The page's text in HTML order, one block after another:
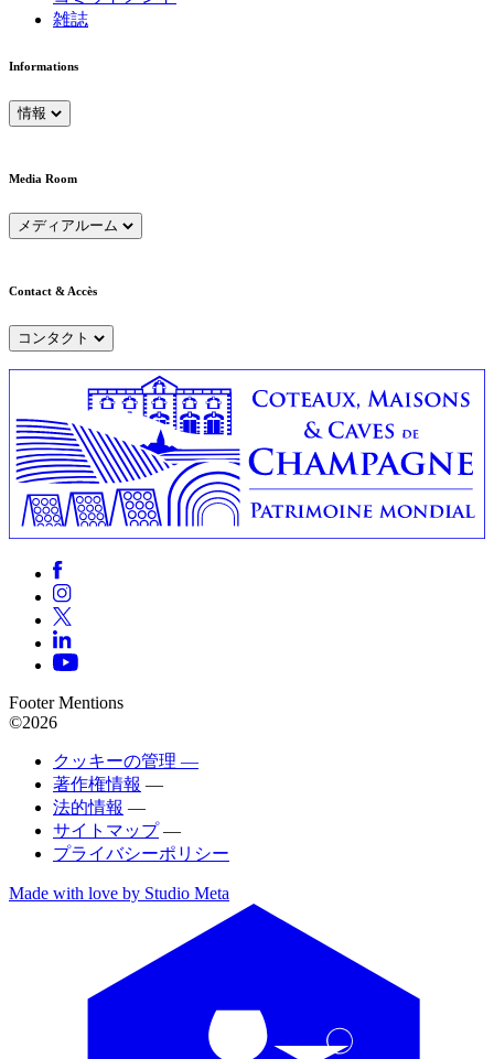
雑誌
Informations
情報
Media Room
メディアルーム
Contact & Accès
コンタクト
Footer Mentions
©2026
クッキーの管理 —
著作権情報 —
法的情報 —
サイトマップ —
プライバシーポリシー
Made with love by Studio Meta